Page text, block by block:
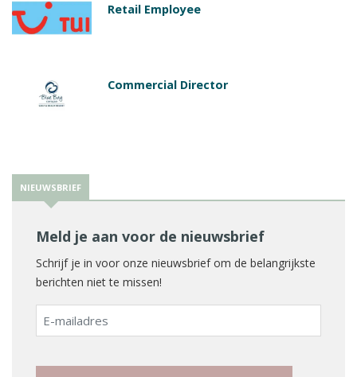
Retail Employee
Commercial Director
NIEUWSBRIEF
Meld je aan voor de nieuwsbrief
Schrijf je in voor onze nieuwsbrief om de belangrijkste
berichten niet te missen!
E-
mailadres